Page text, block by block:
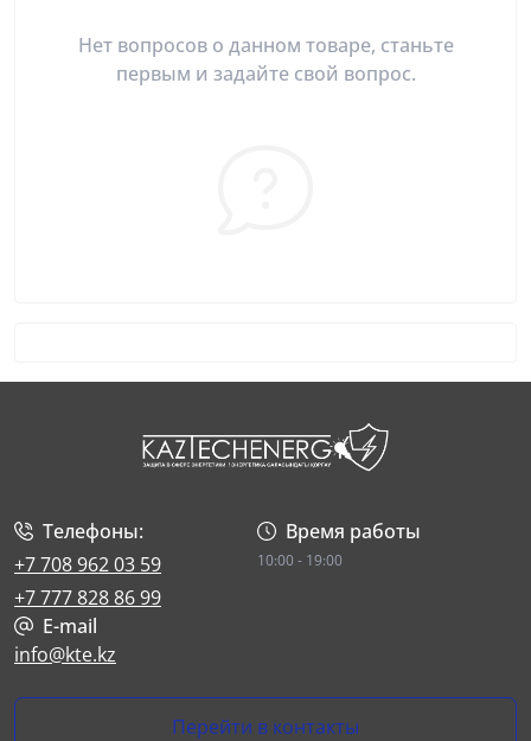
Нет вопросов о данном товаре, станьте
первым и задайте свой вопрос.
Телефоны:
+7 708 962 03 59
+7 777 828 86 99
Время работы
10:00 - 19:00
E-mail
info@kte.kz
Перейти в контакты